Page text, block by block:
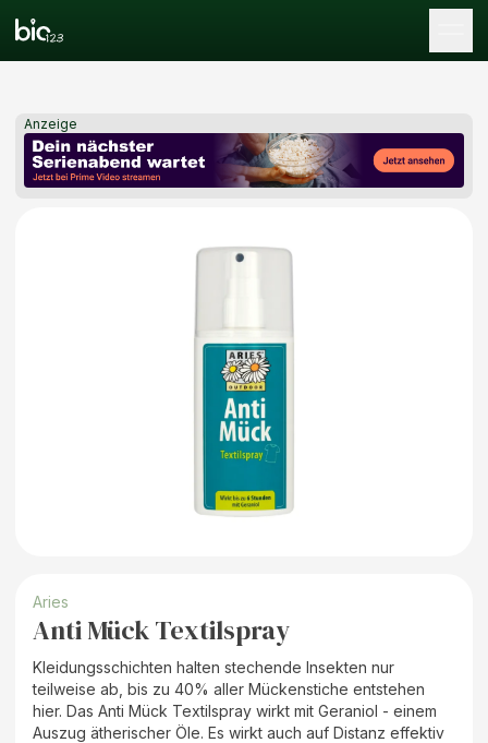
Anzeige
Aries
Anti Mück Textilspray
Kleidungsschichten halten stechende Insekten nur
teilweise ab, bis zu 40% aller Mückenstiche entstehen
hier. Das Anti Mück Textilspray wirkt mit Geraniol - einem
Auszug ätherischer Öle. Es wirkt auch auf Distanz effektiv